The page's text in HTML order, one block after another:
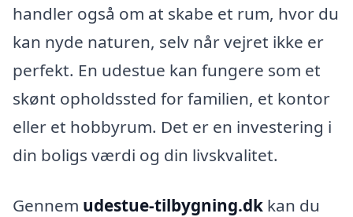
handler også om at skabe et rum, hvor du
kan nyde naturen, selv når vejret ikke er
perfekt. En udestue kan fungere som et
skønt opholdssted for familien, et kontor
eller et hobbyrum. Det er en investering i
din boligs værdi og din livskvalitet.
Gennem udestue-tilbygning.dk kan du